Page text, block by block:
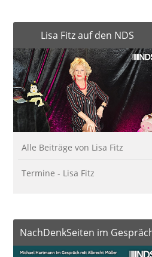
Lisa Fitz auf den NDS
Alle Beiträge von Lisa Fitz
Termine - Lisa Fitz
NachDenkSeiten im